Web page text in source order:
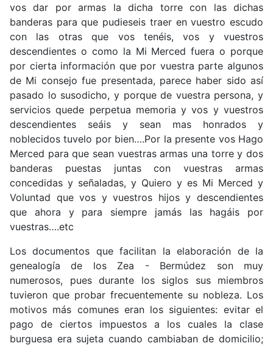
vos dar por armas la dicha torre con las dichas
banderas para que pudieseis traer en vuestro escudo
con las otras que vos tenéis, vos y vuestros
descendientes o como la Mi Merced fuera o porque
por cierta información que por vuestra parte algunos
de Mi consejo fue presentada, parece haber sido así
pasado lo susodicho, y porque de vuestra persona, y
servicios quede perpetua memoria y vos y vuestros
descendientes seáis y sean mas honrados y
noblecidos tuvelo por bien….Por la presente vos Hago
Merced para que sean vuestras armas una torre y dos
banderas puestas juntas con vuestras armas
concedidas y señaladas, y Quiero y es Mi Merced y
Voluntad que vos y vuestros hijos y descendientes
que ahora y para siempre jamás las hagáis por
vuestras….etc
Los documentos que facilitan la elaboración de la
genealogía de los Zea - Bermúdez son muy
numerosos, pues durante los siglos sus miembros
tuvieron que probar frecuentemente su nobleza. Los
motivos más comunes eran los siguientes: evitar el
pago de ciertos impuestos a los cuales la clase
burguesa era sujeta cuando cambiaban de domicilio;